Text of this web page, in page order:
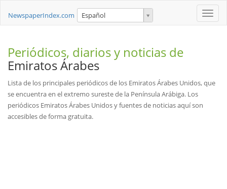
Toggle
NewspaperIndex.com Español
Periódicos, diarios y noticias de
Emiratos Árabes
Lista de los principales periódicos de los Emiratos Árabes Unidos, que
se encuentra en el extremo sureste de la Península Arábiga. Los
periódicos Emiratos Árabes Unidos y fuentes de noticias aquí son
accesibles de forma gratuita.